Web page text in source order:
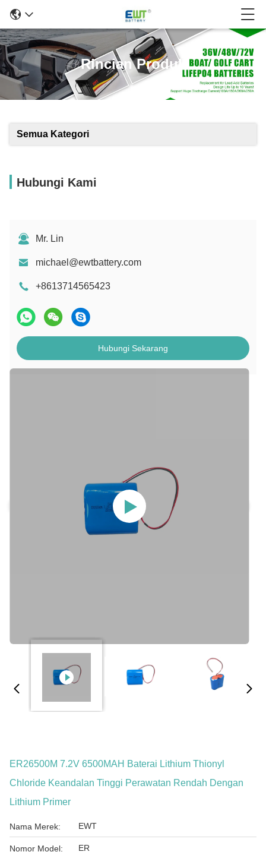
Rincian Produk
Semua Kategori
Hubungi Kami
Mr. Lin
michael@ewtbattery.com
+8613714565423
Hubungi Sekarang
ER26500M 7.2V 6500MAH Baterai Lithium Thionyl
Chloride Keandalan Tinggi Perawatan Rendah Dengan
Lithium Primer
Nama Merek: EWT
Nomor Model: ER